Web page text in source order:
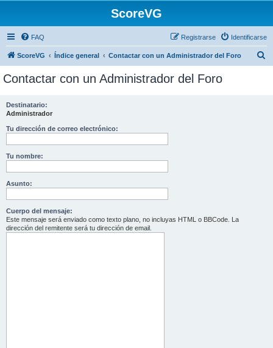
ScoreVG
FAQ Identificarse
Registrarse
ScoreVG Índice general Contactar con un Administrador del Foro
Contactar con un Administrador del Foro
Destinatario:
Administrador
Tu dirección de correo electrónico:
Tu nombre:
Asunto:
Cuerpo del mensaje:
Este mensaje será enviado como texto plano, no incluyas HTML o BBCode. La
dirección del remitente será tu dirección de email.